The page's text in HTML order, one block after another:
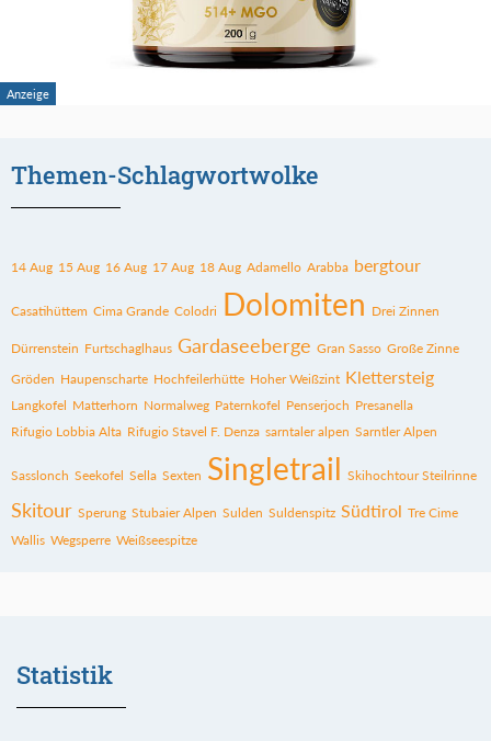
Themen-Schlagwortwolke
14 Aug 15 Aug 16 Aug 17 Aug 18 Aug Adamello Arabba bergtour
Casatihüttem Cima Grande Colodri Dolomiten Drei Zinnen
Dürrenstein Furtschaglhaus Gardaseeberge Gran Sasso Große Zinne
Gröden Haupenscharte Hochfeilerhütte Hoher Weißzint Klettersteig
Langkofel Matterhorn Normalweg Paternkofel Penserjoch Presanella
Rifugio Lobbia Alta Rifugio Stavel F. Denza sarntaler alpen Sarntler Alpen
Sasslonch Seekofel Sella Sexten Singletrail Skihochtour Steilrinne
Skitour Sperung Stubaier Alpen Sulden Suldenspitz Südtirol Tre Cime
Wallis Wegsperre Weißseespitze
Statistik